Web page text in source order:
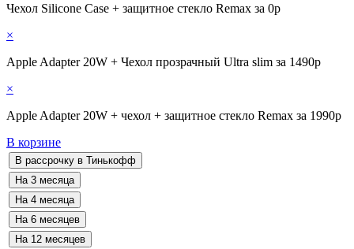
Чехол Silicone Case + защитное стекло Remax за 0р
×
Apple Adapter 20W + Чехол прозрачный Ultra slim за 1490р
×
Apple Adapter 20W + чехол + защитное стекло Remax за 1990р
В корзине